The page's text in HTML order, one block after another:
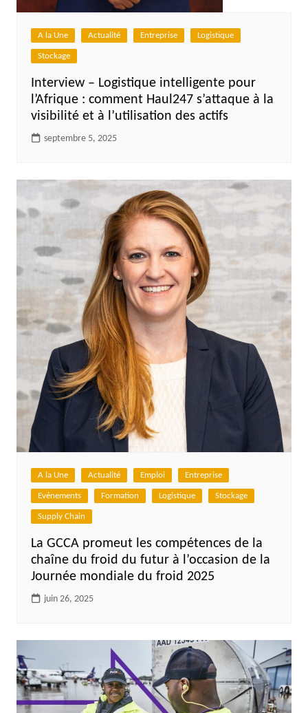
A la Une Actualité Entreprise Logistique
Stockage
Interview – Logistique intelligente pour
l’Afrique : comment Haul247 s’attaque à la
visibilité et à l’utilisation des actifs
septembre 5, 2025
A la Une Actualité Emploi Entreprise
Evénements Formation Logistique Stockage
Supply Chain
La GCCA promeut les compétences de la
chaîne du froid du futur à l’occasion de la
Journée mondiale du froid 2025
juin 26, 2025